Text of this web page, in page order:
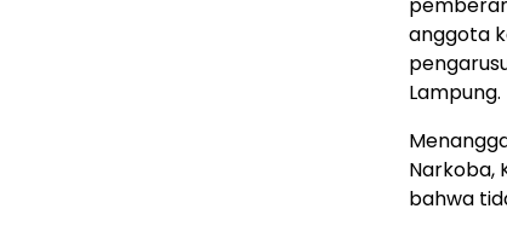
anggota
Lampung.
Narkoba,
bahwa